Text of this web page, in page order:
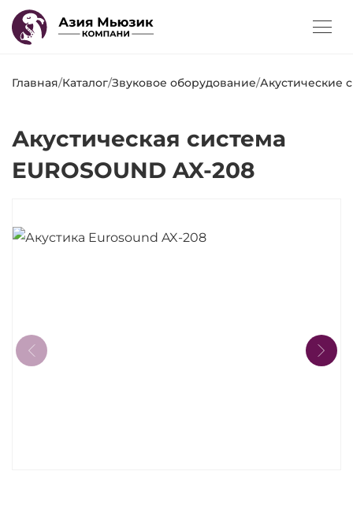
Главная/Каталог/Звуковое оборудование/Акустические
Акустическая система
EUROSOUND AX-208